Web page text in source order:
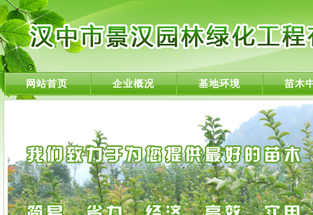
网站首页 企业概况 基地环境 苗木